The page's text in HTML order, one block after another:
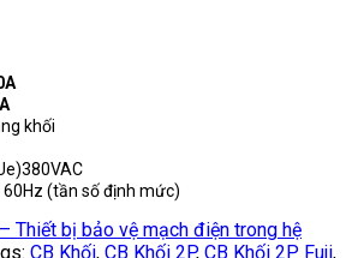
khối
60Hz (tần số định mức)
Thiết bị bảo vệ mạch điện trong hệ
CB Khối, CB Khối 2P, CB Khối 2P Fuji,